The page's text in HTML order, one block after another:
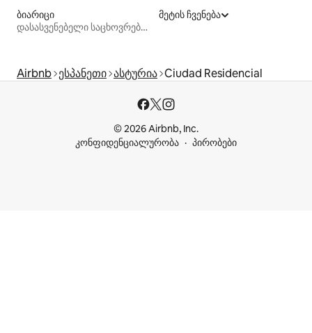
ბიარიცი
დასასვენებელი საცხოვრებლები
მეტის ჩვენება
Airbnb ესპანეთი ასტურია Ciudad Residencial
© 2026 Airbnb, Inc.
კონფიდენციალურობა
პირობები